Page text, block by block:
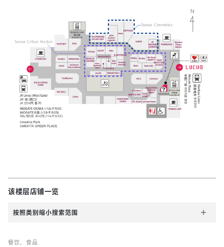
该楼层店铺一览
按照类别缩小搜索范围
餐饮、食品